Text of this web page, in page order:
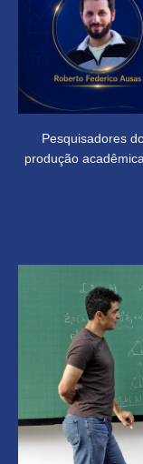
Pesquisadores
produção